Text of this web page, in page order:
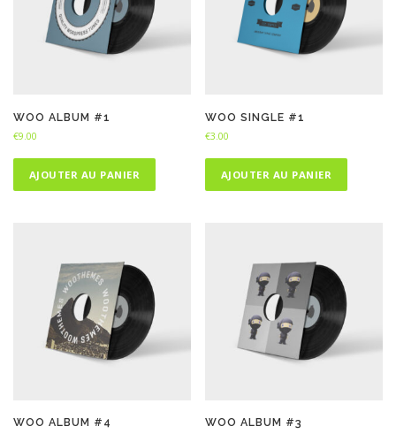
WOO ALBUM #1
€9.00
AJOUTER AU PANIER
WOO SINGLE #1
€3.00
AJOUTER AU PANIER
WOO ALBUM #4 WOO ALBUM #3